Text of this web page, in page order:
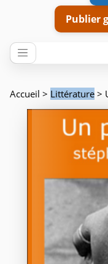
Publier
Accueil > Littérature >